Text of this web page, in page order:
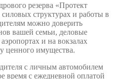
резерва «Протект
структурах и работы в
можно доверить
вашей семьи, деловые
и на вокзалах
ценного имущества.
с личным автомобилем
время с ежедневной оплатой